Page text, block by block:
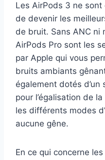
Les AirPods 3 ne
de devenir les
de bruit. Sans ANC ni
AirPods Pro sont les
par Apple qui vous
bruits ambiants
également dotés
pour l’égalisation de
les différents modes
aucune gêne.
En ce qui concerne